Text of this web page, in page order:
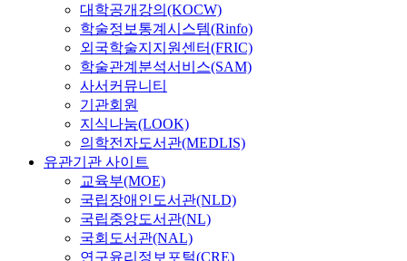
대학공개강의(KOCW)
학술정보통계시스템(Rinfo)
외국학술지지원센터(FRIC)
학술관계분석서비스(SAM)
사서커뮤니티
기관회원
지식나눔(LOOK)
의학전자도서관(MEDLIS)
유관기관 사이트
교육부(MOE)
국립장애인도서관(NLD)
국립중앙도서관(NL)
국회도서관(NAL)
연구윤리정보포털(CRE)